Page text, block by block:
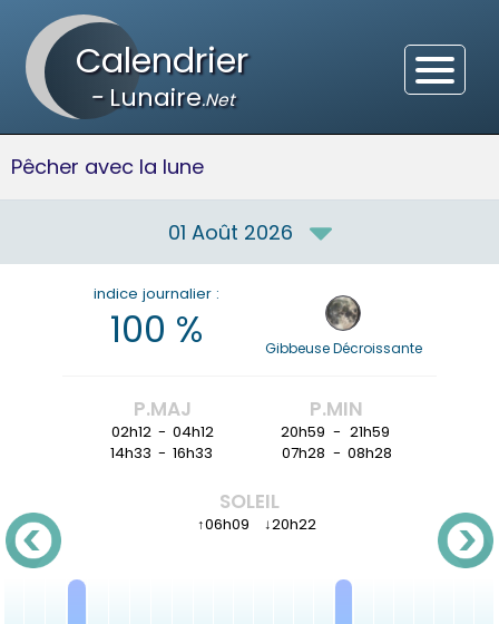
Calendrier
-Lunaire.Net
Pêcher avec la lune
01 Août 2026
indice journalier :
100 % Gibbeuse Décroissante
P.MAJ
02h12 - 04h12
14h33 - 16h33
P.MIN
20h59 - 21h59
07h28 - 08h28
SOLEIL
↑06h09 ↓20h22